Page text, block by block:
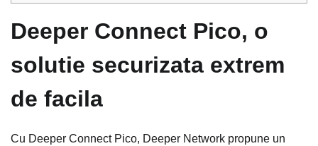
Deeper Connect Pico, o
solutie securizata extrem
de facila
Cu Deeper Connect Pico, Deeper Network propune un